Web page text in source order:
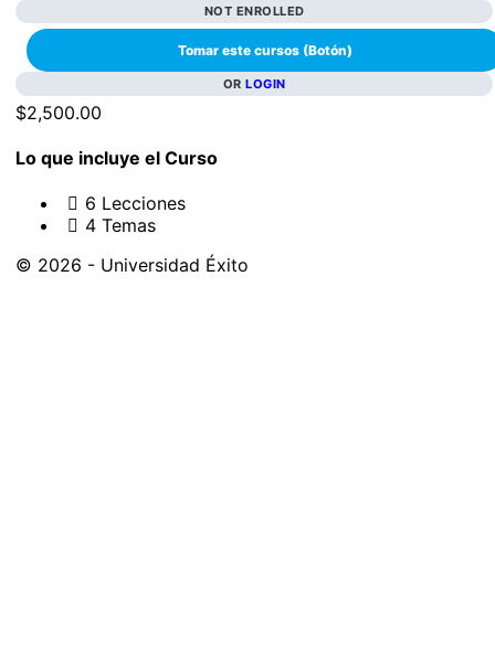
NOT ENROLLED
ORLOGIN
$2,500.00
Lo que incluye el Curso
6 Lecciones
4 Temas
© 2026 - Universidad Éxito